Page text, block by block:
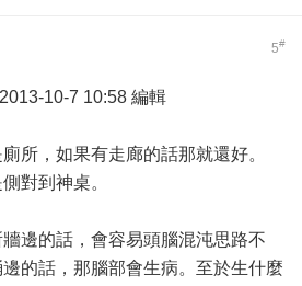
5#
10-7 10:58 編輯
所，如果有走廊的話那就還好。
對到神桌。
邊的話，會容易頭腦混沌思路不
的話，那腦部會生病。至於生什麼